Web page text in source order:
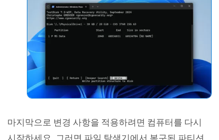
마지막으로 변경 사항을 적용하려면 컴퓨터를 다시
시작하세요. 그러면 파일 탐색기에서 복구된 파티션